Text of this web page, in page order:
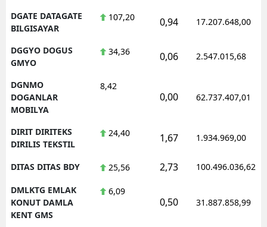
DGATE DATAGATE
BILGISAYAR
107,20 0,94 17.207.648,00
DGGYO DOGUS
GMYO
34,36 0,06 2.547.015,68
DGNMO
DOGANLAR
MOBILYA
8,42
0,00 62.737.407,01
DIRIT DIRITEKS
DIRILIS TEKSTIL
24,40 1,67 1.934.969,00
DITAS DITAS BDY 25,56 2,73 100.496.036,62
DMLKTG EMLAK
KONUT DAMLA
KENT GMS
6,09
0,50 31.887.858,99